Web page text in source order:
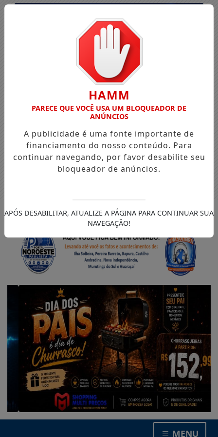
Entrar
MENU
HAMM
PARECE QUE VOCÊ USA UM BLOQUEADOR DE
ANÚNCIOS
A publicidade é uma fonte importante de
financiamento do nosso conteúdo. Para
continuar navegando, por favor desabilite seu
bloqueador de anúncios.
APÓS DESABILITAR, ATUALIZE A PÁGINA PARA CONTINUAR SUA
NAVEGAÇÃO!